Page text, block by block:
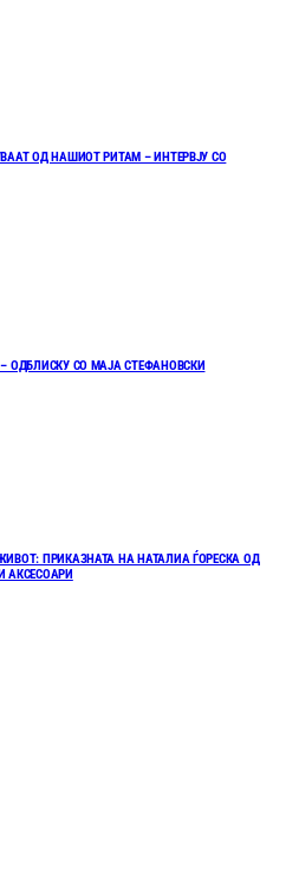
ОД НАШИОТ РИТАМ – ИНТЕРВЈУ СО
ОДБЛИСКУ СО МАЈА СТЕФАНОВСКИ
ПРИКАЗНАТА НА НАТАЛИА ЃОРЕСКА ОД
АКСЕСОАРИ